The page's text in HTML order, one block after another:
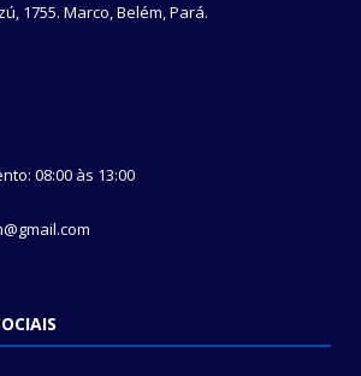
1755. Marco, Belém, Pará.
08:00 às 13:00